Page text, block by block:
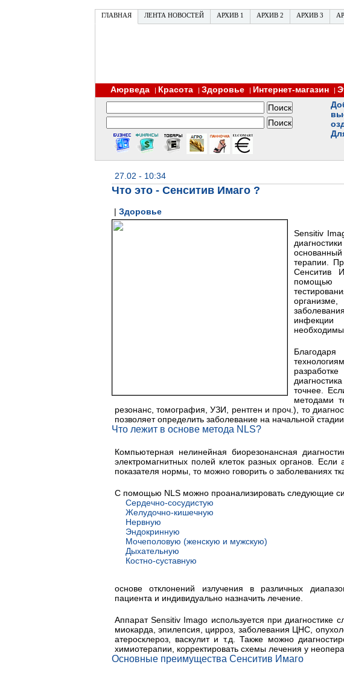
ГЛАВНАЯ ЛЕНТА НОВОСТЕЙ АРХИВ 1 АРХИВ 2 АРХИВ 3
Аюрведа | Красота | Здоровье | Интернет-магазин |
27.02 - 10:34
Что это - Сенситив Имаго ?
| Здоровье
Sensitiv
терапии.
Сенситив
помощью
точнее.
методами
резонанс, томография, УЗИ, рентген и проч.), то
позволяет определить заболевание на начальной
Что лежит в основе метода NLS?
Компьютерная нелинейная биорезонансная
электромагнитных полей клеток разных органов. Если
показателя нормы, то можно говорить о заболеваниях
С помощью NLS можно проанализировать следующие
Сердечно-сосудистую
Желудочно-кишечную
Нервную
Эндокринную
Мочеполовую (женскую и мужскую)
Дыхательную
Костно-суставную
основе отклонений излучения в различных
пациента и индивидуально назначить лечение.
Аппарат Sensitiv Imago используется при диагностике
миокарда, эпилепсия, цирроз, заболевания ЦНС,
атеросклероз, васкулит и т.д. Также можно
химиотерапии, корректировать схемы лечения у
Основные преимущества Сенситив Имаго